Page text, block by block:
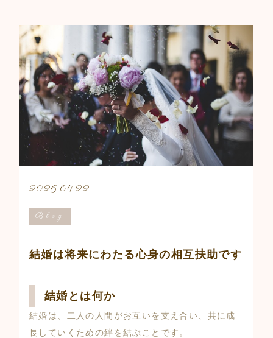
2026.04.22
Blog
結婚は将来にわたる心身の相互扶助です
結婚とは何か
結婚は、二人の人間がお互いを支え合い、共に成
長していくための絆を結ぶことです。